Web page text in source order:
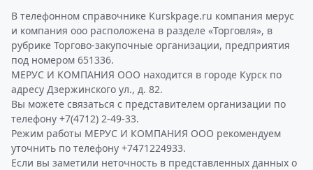
В телефонном справочнике Kurskpage.ru компания мерус
и компания ооо расположена в разделе «Торговля», в
рубрике Торгово-закупочные организации, предприятия
под номером 651336.
МЕРУС И КОМПАНИЯ ООО находится в городе Курск по
адресу Дзержинского ул., д. 82.
Вы можете связаться с представителем организации по
телефону +7(4712) 2-49-33.
Режим работы МЕРУС И КОМПАНИЯ ООО рекомендуем
уточнить по телефону +7471224933.
Если вы заметили неточность в представленных данных о